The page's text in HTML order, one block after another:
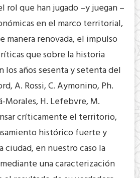
rol que han jugado –y juegan –
en el marco territorial,
manera renovada, el impulso
que sobre la historia
los años sesenta y setenta del
A. Rossi, C. Aymonino, Ph.
Morales, H. Lefebvre, M.
críticamente el territorio,
histórico fuerte y
en nuestro caso la
una caracterización